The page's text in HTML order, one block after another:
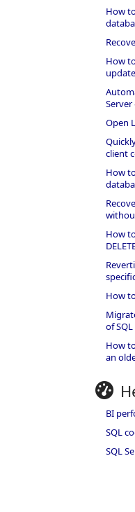
How
How
Server
Open
client
How
How
How
of
How
an
BI
SQL
SQL